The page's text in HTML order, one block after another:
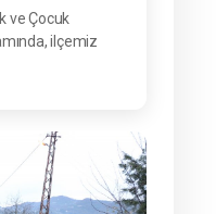
Oturdu.
ve Çocuk
ilçemiz